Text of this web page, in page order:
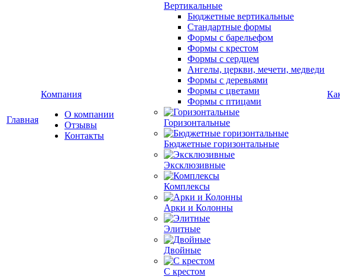
Главная
Компания
О компании
Отзывы
Контакты
Вертикальные
Бюджетные вертикальные
Стандартные формы
Формы с барельефом
Формы с крестом
Формы с сердцем
Ангелы, церкви, мечети, медведи
Формы с деревьями
Формы с цветами
Формы с птицами
Горизонтальные
Бюджетные горизонтальные
Эксклюзивные
Комплексы
Арки и Колонны
Элитные
Двойные
С крестом